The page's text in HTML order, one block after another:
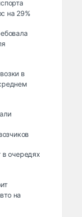
на 29%
в
в очередях
на